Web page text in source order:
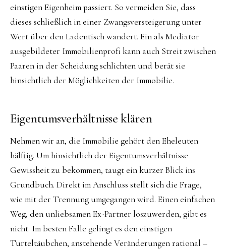
einstigen Eigenheim passiert. So vermeiden Sie, dass
dieses schließlich in einer Zwangsversteigerung unter
Wert über den Ladentisch wandert. Ein als Mediator
ausgebildeter Immobilienprofi kann auch Streit zwischen
Paaren in der Scheidung schlichten und berät sie
hinsichtlich der Möglichkeiten der Immobilie.
Eigentumsverhältnisse klären
Nehmen wir an, die Immobilie gehört den Eheleuten
hälftig. Um hinsichtlich der Eigentumsverhältnisse
Gewissheit zu bekommen, taugt ein kurzer Blick ins
Grundbuch. Direkt im Anschluss stellt sich die Frage,
wie mit der Trennung umgegangen wird. Einen einfachen
Weg, den unliebsamen Ex-Partner loszuwerden, gibt es
nicht. Im besten Falle gelingt es den einstigen
Turteltäubchen, anstehende Veränderungen rational –